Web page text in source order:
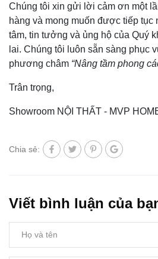
Chúng tôi xin gửi lời cảm ơn một
hàng và mong muốn được tiếp
tâm, tin tưởng và ủng hộ của Quý
lai. Chúng tôi luôn sẵn sàng phục
phương châm “Nâng tầm phong
Trân trọng,
Showroom NỘI THẤT - MVP
Chia sẻ:
Viết bình luận của